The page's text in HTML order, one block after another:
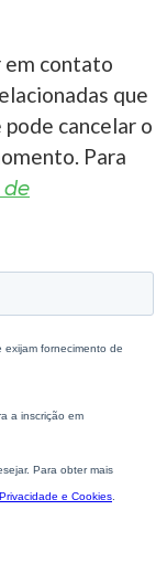
em contato
que
cancelar o
Para